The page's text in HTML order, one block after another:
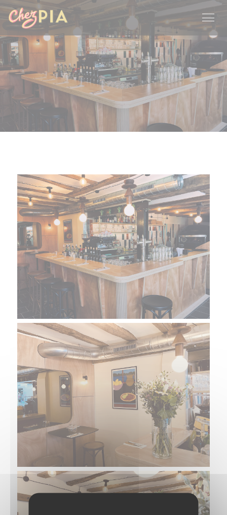
Painel de Gerenciamento de Cookies